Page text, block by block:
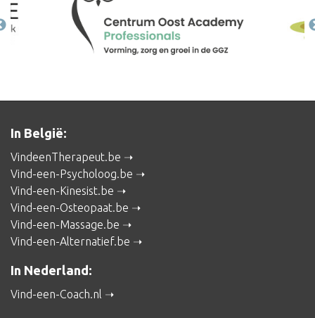
In België:
VindeenTherapeut.be
Vind-een-Psycholoog.be
Vind-een-Kinesist.be
Vind-een-Osteopaat.be
Vind-een-Massage.be
Vind-een-Alternatief.be
In Nederland:
Vind-een-Coach.nl